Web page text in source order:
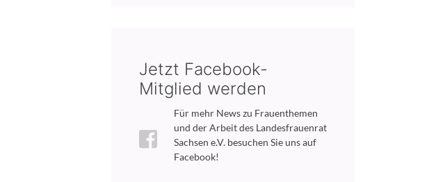
Jetzt Facebook-
Mitglied werden
Für mehr News zu Frauenthemen
und der Arbeit des Landesfrauenrat
Sachsen e.V. besuchen Sie uns auf
Facebook!